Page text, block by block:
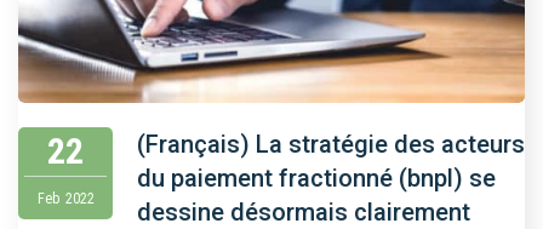
22
Feb 2022
(Français) La stratégie des acteurs
du paiement fractionné (bnpl) se
dessine désormais clairement